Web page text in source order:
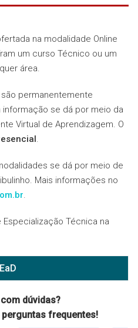
na modalidade Online
um curso Técnico ou um
área.
permanentemente
se dá por meio da
Virtual de Aprendizagem. O
.
se dá por meio de
Mais informações no
.
Técnica na
o curso oferece a
e conta com material
dúvidas?
frequentes!